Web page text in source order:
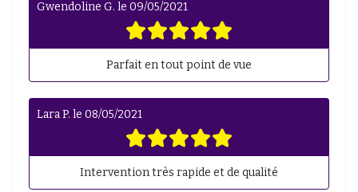
Gwendoline G. le 09/05/2021
Parfait en tout point de vue
Lara P. le 08/05/2021
Intervention très rapide et de qualité